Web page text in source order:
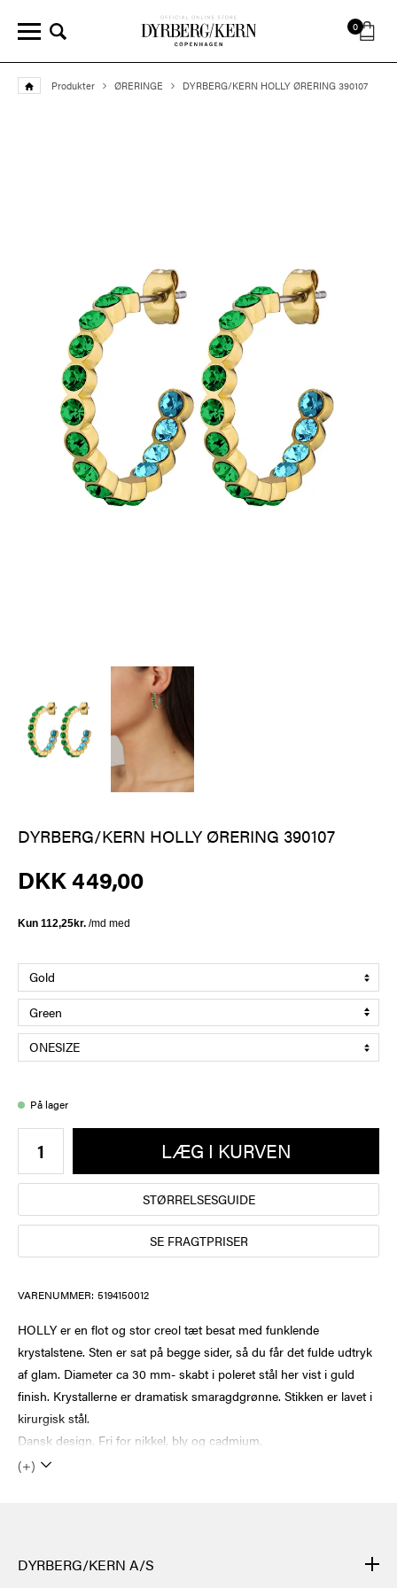
0
Produkter ØRERINGE DYRBERG/KERN HOLLY ØRERING 390107
DYRBERG/KERN HOLLY ØRERING 390107
DKK 449,00
På lager
LÆG I KURVEN
STØRRELSESGUIDE
SE FRAGTPRISER
VARENUMMER: 5194150012
HOLLY er en flot og stor creol tæt besat med funklende
krystalstene. Sten er sat på begge sider, så du får det fulde udtryk
af glam. Diameter ca 30 mm- skabt i poleret stål her vist i guld
finish. Krystallerne er dramatisk smaragdgrønne. Stikken er lavet i
kirurgisk stål.
Dansk design. Fri for nikkel, bly og cadmium.
(+)
DYRBERG/KERN A/S